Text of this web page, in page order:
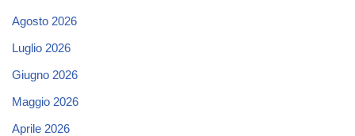
Agosto 2026
Luglio 2026
Giugno 2026
Maggio 2026
Aprile 2026